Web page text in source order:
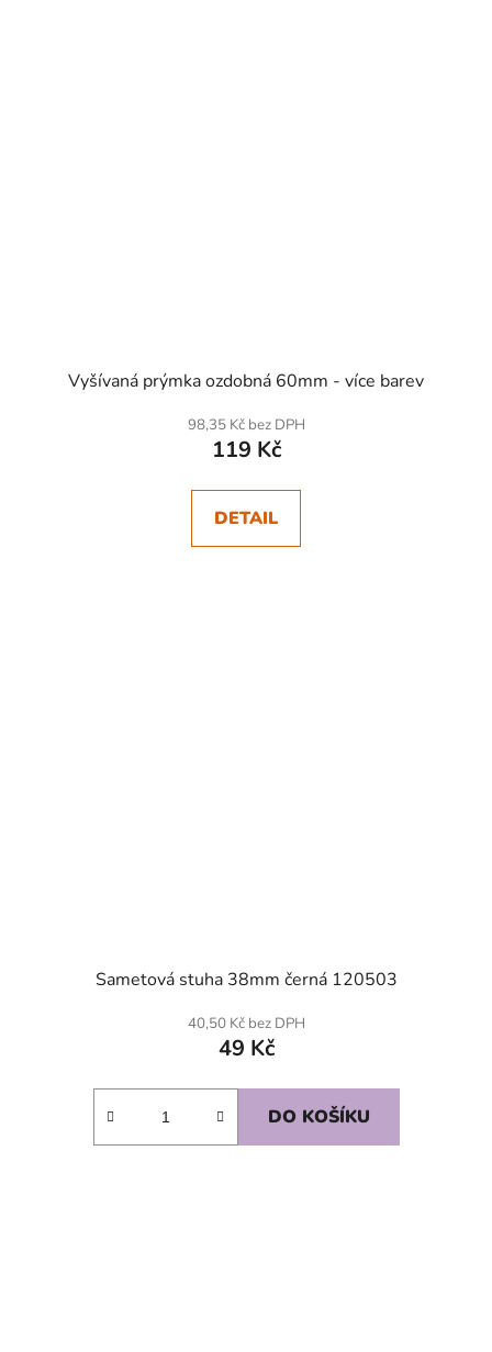
Vyšívaná prýmka ozdobná 60mm - více barev
98,35 Kč bez DPH
119 Kč
DETAIL
Sametová stuha 38mm černá 120503
40,50 Kč bez DPH
49 Kč
DO KOŠÍKU